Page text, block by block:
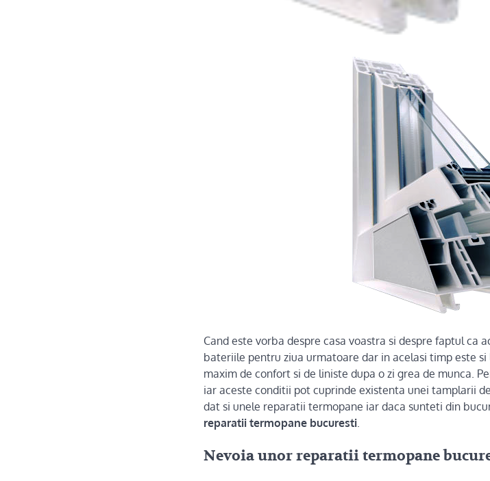
Cand este vorba despre casa voastra si despre faptul ca
bateriile pentru ziua urmatoare dar in acelasi timp este
maxim de confort si de liniste dupa o zi grea de munca.
iar aceste conditii pot cuprinde existenta unei tamplarii
dat si unele reparatii termopane iar daca sunteti din
reparatii termopane bucuresti
Nevoia unor reparatii termopane